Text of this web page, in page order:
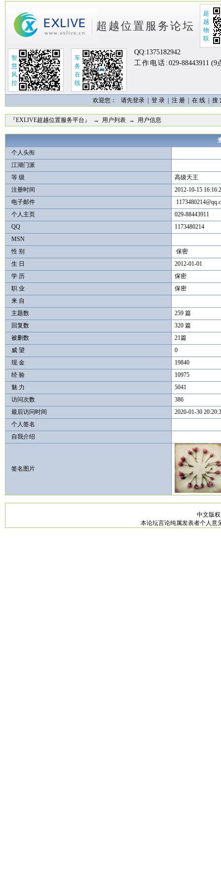
超越位置服务论坛
超
越
物
联
智
慧
风
控
车
务
在
线
QQ:1375182942
工作电话: 029-88443911 (9
欢迎您： 请先登录 | 登 录 注 册 在 线 搜
『EXLIVE超越位置服务平台』 → 用户列表→ 用户信息
个人头衔
江湖门派
等 级
高级天王
注册时间
2012-10-15
电子邮件
个人主页
029-88443911
QQ
1173480214
MSN
性 别
保密
生 日
2012-01-01
学 历
保密
职 业
保密
来 自
主题数
259 篇
回复数
320 篇
被删数
21篇
威 望
0
现 金
19840
经 验
10975
魅 力
5041
访问次数
386
最后访问时间
2020-01-30
个人签名
自我介绍
签名图片
中文版
本论坛言论纯属发表者个人意